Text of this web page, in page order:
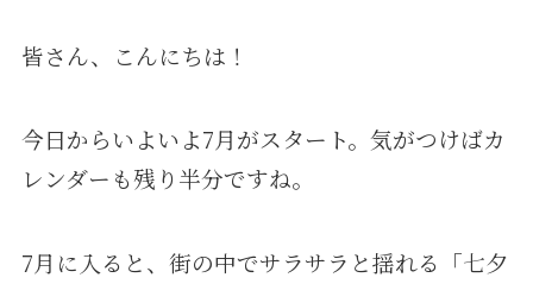
皆さん、こんにちは！
今日からいよいよ7月がスタート。気がつけばカ
レンダーも残り半分ですね。
7月に入ると、街の中でサラサラと揺れる「七夕